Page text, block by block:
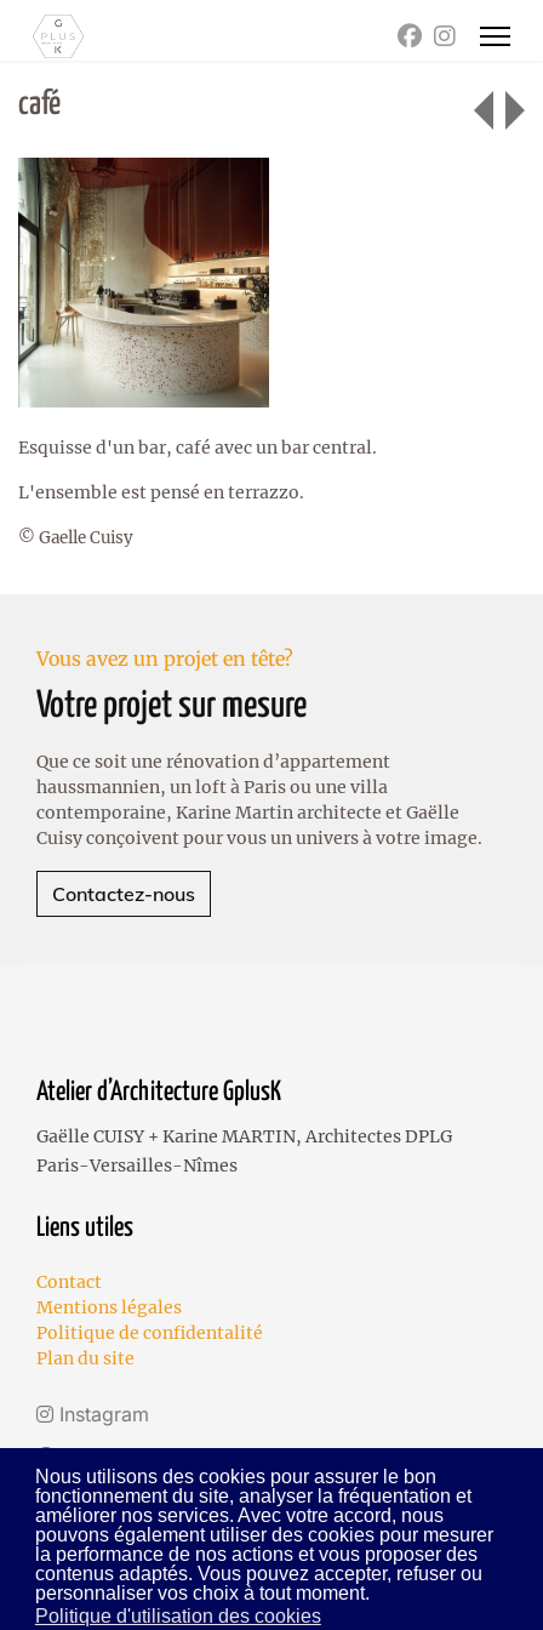
Nous utilisons des cookies pour assurer le bon
fonctionnement du site, analyser la fréquentation et
améliorer nos services. Avec votre accord, nous
pouvons également utiliser des cookies pour mesurer
la performance de nos actions et vous proposer des
contenus adaptés. Vous pouvez accepter, refuser ou
personnaliser vos choix à tout moment.
Politique d'utilisation des cookies
café
Esquisse d'un bar, café avec un bar central.
L'ensemble est pensé en terrazzo.
© Gaelle Cuisy
Vous avez un projet en tête?
Votre projet sur mesure
Que ce soit une rénovation d’appartement
haussmannien, un loft à Paris ou une villa
contemporaine, Karine Martin architecte et Gaëlle
Cuisy conçoivent pour vous un univers à votre image.
Contactez-nous
Atelier d’Architecture GplusK
Gaëlle CUISY + Karine MARTIN, Architectes DPLG
Paris-Versailles-Nîmes
Liens utiles
Contact
Mentions légales
Politique de confidentalité
Plan du site
Instagram
Facebook
Linkedin